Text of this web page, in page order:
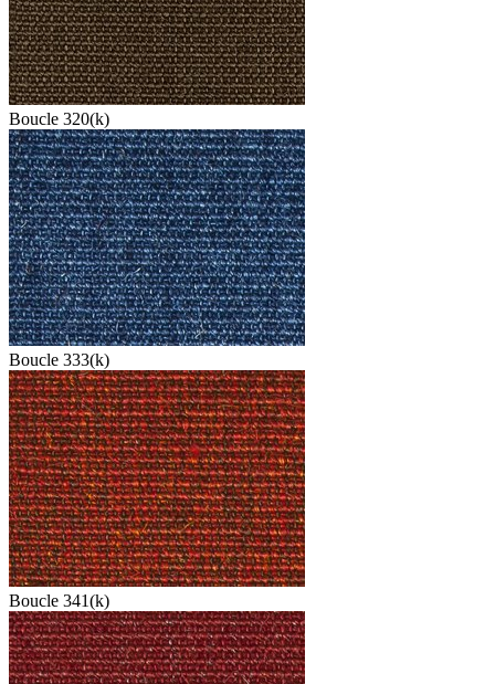
Boucle 320(k)
Boucle 333(k)
Boucle 341(k)